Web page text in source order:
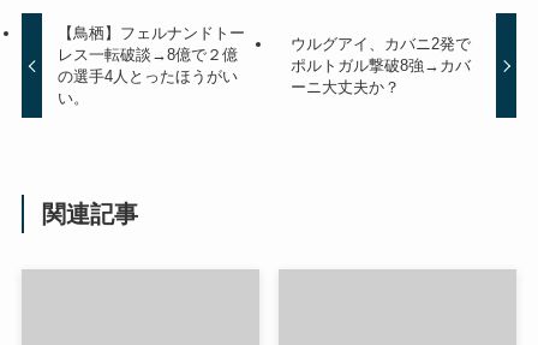
【鳥栖】フェルナンドトー
レス一転破談→8億で２億
の選手4人とったほうがい
い。
ウルグアイ、カバニ2発で
ポルトガル撃破8強→カバ
ーニ大丈夫か？
関連記事